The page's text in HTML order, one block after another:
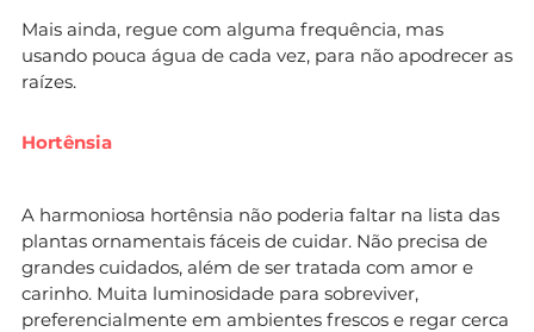
Mais ainda, regue com alguma frequência, mas
usando pouca água de cada vez, para não apodrecer as
raízes.
Hortênsia
A harmoniosa hortênsia não poderia faltar na lista das
plantas ornamentais fáceis de cuidar. Não precisa de
grandes cuidados, além de ser tratada com amor e
carinho. Muita luminosidade para sobreviver,
preferencialmente em ambientes frescos e regar cerca